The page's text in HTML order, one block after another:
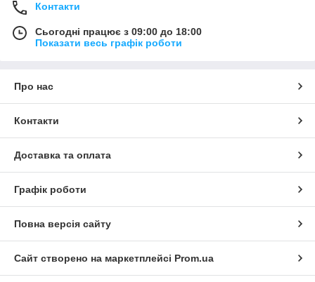
Контакти
Сьогодні працює з 09:00 до 18:00
Показати весь графік роботи
Про нас
Контакти
Доставка та оплата
Графік роботи
Повна версія сайту
Сайт створено на маркетплейсі Prom.ua